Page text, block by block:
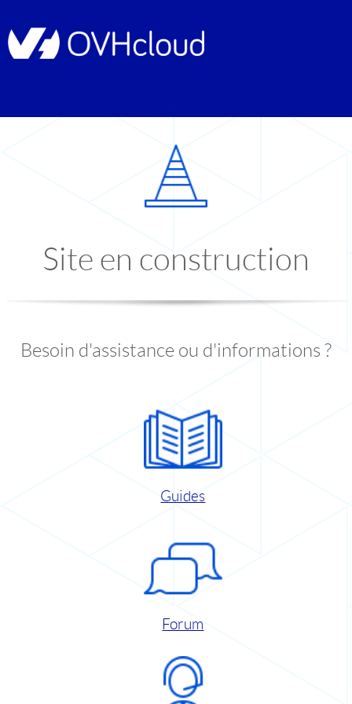
Site en construction
Besoin d'assistance ou d'informations ?
Guides
Forum